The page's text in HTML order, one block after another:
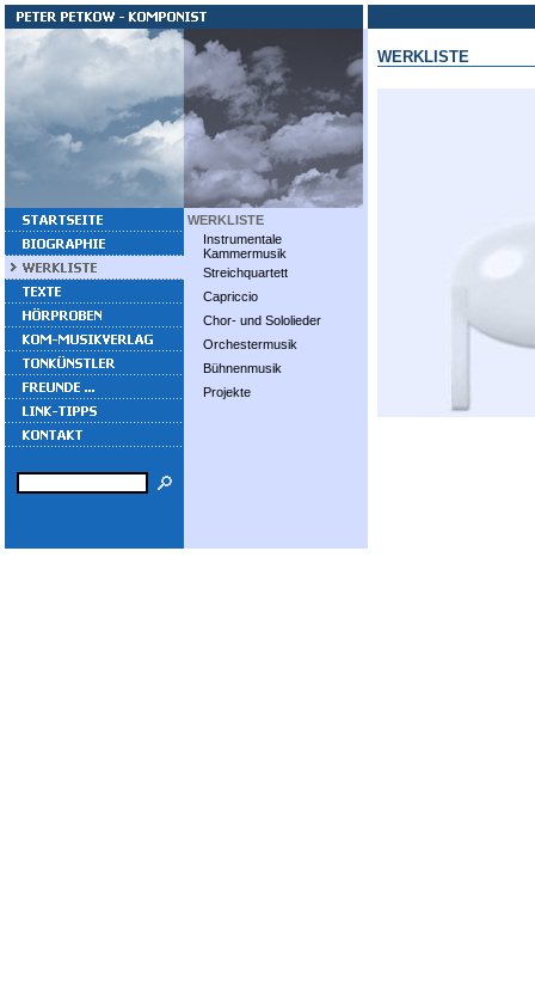
WERKLISTE
Instrumentale
Kammermusik
Streichquartett
Capriccio
Chor- und Sololieder
Orchestermusik
Bühnenmusik
Projekte
WERKLISTE